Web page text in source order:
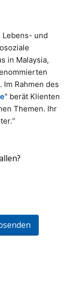
und
in Malaysia,
Rahmen des
" berät Klienten
Themen. Ihr